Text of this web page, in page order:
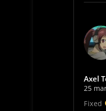
Axel
25
Fixed